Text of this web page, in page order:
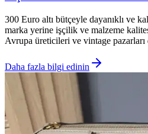
300 Euro altı bütçeyle dayanıklı ve
marka yerine işçilik ve malzeme
Avrupa üreticileri ve vintage pazarları
Daha fazla bilgi edinin